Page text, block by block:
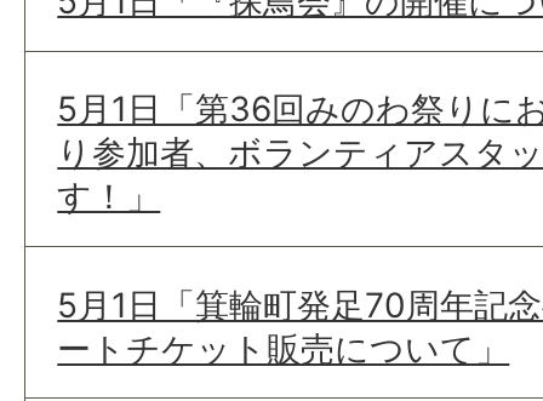
5月1日「第36回みのわ祭りに
り参加者、ボランティアスタ
す！」
5月1日「箕輪町発足70周年記
ートチケット販売について」